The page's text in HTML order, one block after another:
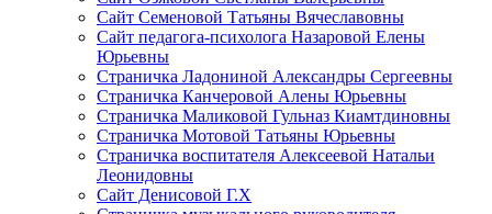
Сайт Семеновой Татьяны Вячеславовны
Сайт педагога-психолога Назаровой Елены
Юрьевны
Страничка Ладониной Александры Сергеевны
Страничка Канчеровой Алены Юрьевны
Страничка Маликовой Гульназ Киамтдиновны
Страничка Мотовой Татьяны Юрьевны
Cтраничка воспитателя Алексеевой Натальи
Леонидовны
Сайт Денисовой Г.Х